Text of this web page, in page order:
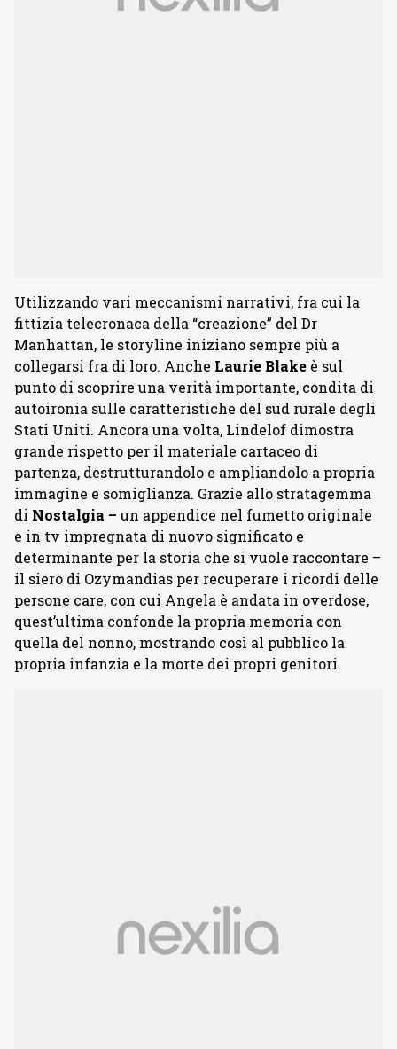
Utilizzando vari meccanismi narrativi, fra cui la
fittizia telecronaca della “creazione” del Dr
Manhattan, le storyline iniziano sempre più a
collegarsi fra di loro. Anche Laurie Blake è sul
punto di scoprire una verità importante, condita di
autoironia sulle caratteristiche del sud rurale degli
Stati Uniti. Ancora una volta, Lindelof dimostra
grande rispetto per il materiale cartaceo di
partenza, destrutturandolo e ampliandolo a propria
immagine e somiglianza. Grazie allo stratagemma
di Nostalgia – un appendice nel fumetto originale
e in tv impregnata di nuovo significato e
determinante per la storia che si vuole raccontare –
il siero di Ozymandias per recuperare i ricordi delle
persone care, con cui Angela è andata in overdose,
quest’ultima confonde la propria memoria con
quella del nonno, mostrando così al pubblico la
propria infanzia e la morte dei propri genitori.